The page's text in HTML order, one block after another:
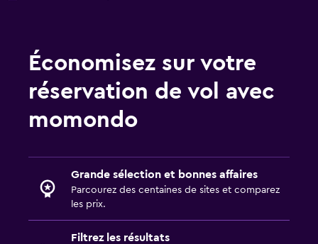
Économisez sur votre
réservation de vol avec
momondo
Grande sélection et bonnes affaires
Parcourez des centaines de sites et comparez
les prix.
Filtrez les résultats